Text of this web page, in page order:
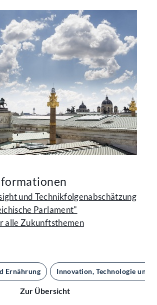
und Technikfolgenabschätzung
Parlament"
alle Zukunftsthemen
Ernährung Innovation, Technologie und
Zur Übersicht